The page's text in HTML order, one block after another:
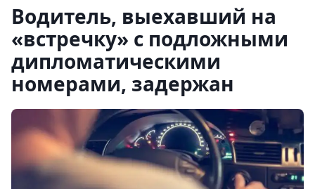
Водитель, выехавший на
«встречку» с подложными
дипломатическими
номерами, задержан